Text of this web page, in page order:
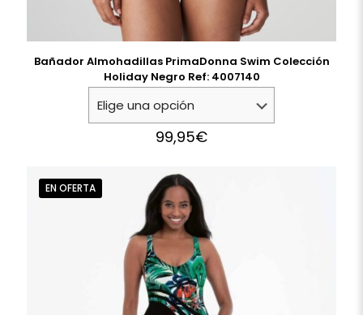
Bañador Almohadillas PrimaDonna Swim Colección
Holiday Negro Ref: 4007140
99,95€
EN OFERTA